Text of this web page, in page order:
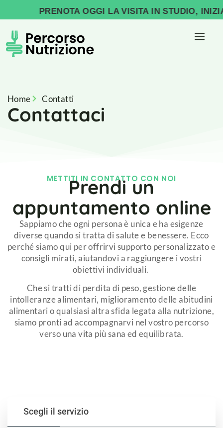
PRENOTA OGGI LA VISITA IN STUDIO,
Home Contatti
Contattaci
METTITI IN CONTATTO CON NOI
Prendi un
appuntamento online
Sappiamo che ogni persona è unica e ha esigenze
diverse quando si tratta di salute e benessere. Ecco
perché siamo qui per offrirvi supporto personalizzato e
consigli mirati, aiutandovi a raggiungere i vostri
obiettivi individuali.
Che si tratti di perdita di peso, gestione delle
intolleranze alimentari, miglioramento delle abitudini
alimentari o qualsiasi altra sfida legata alla nutrizione,
siamo pronti ad accompagnarvi nel vostro percorso
verso una vita più sana ed equilibrata.
Scegli il servizio